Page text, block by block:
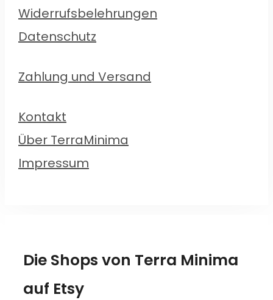
Widerrufsbelehrungen
Datenschutz
Zahlung und Versand
Kontakt
Über TerraMinima
Impressum
Die Shops von Terra Minima
auf Etsy